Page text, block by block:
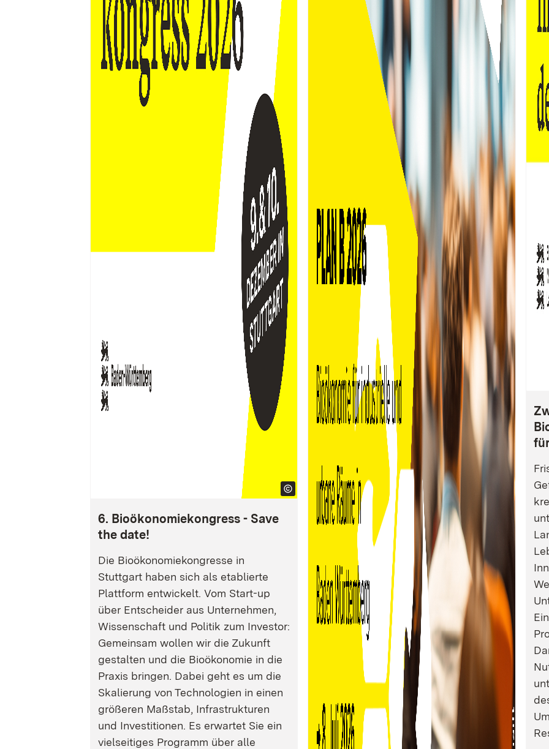
6. Bioökonomiekongress - Save
the date!
Die Bioökonomiekongresse in
Stuttgart haben sich als etablierte
Plattform entwickelt. Vom Start-up
über Entscheider aus Unternehmen,
Wissenschaft und Politik zum Investor:
Gemeinsam wollen wir die Zukunft
gestalten und die Bioökonomie in die
Praxis bringen. Dabei geht es um die
Skalierung von Technologien in einen
größeren Maßstab, Infrastrukturen
und Investitionen. Es erwartet Sie ein
vielseitiges Programm über alle